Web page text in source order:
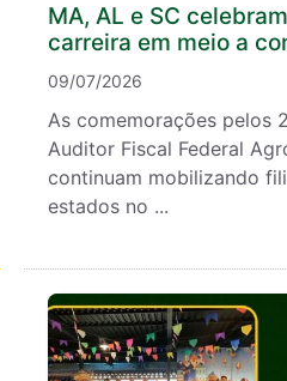
MA, AL e SC
carreira em meio a
09/07/2026
As comemorações pelos
Auditor Fiscal Federal
continuam mobilizando
estados no ...